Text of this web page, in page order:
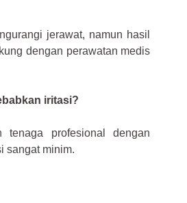
jerawat, namun hasil
dengan perawatan medis
iritasi?
profesional dengan
sangat minim.